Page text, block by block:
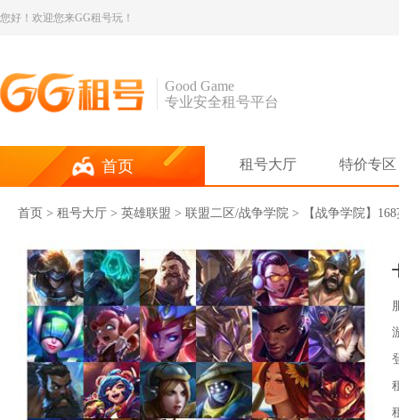
您好！欢迎您来GG租号玩！
Good Game
专业安全租号平台
首页 租号大厅 特价专区
首页 > 租号大厅 > 英雄联盟 > 联盟二区/战争学院 > 【战争学院】